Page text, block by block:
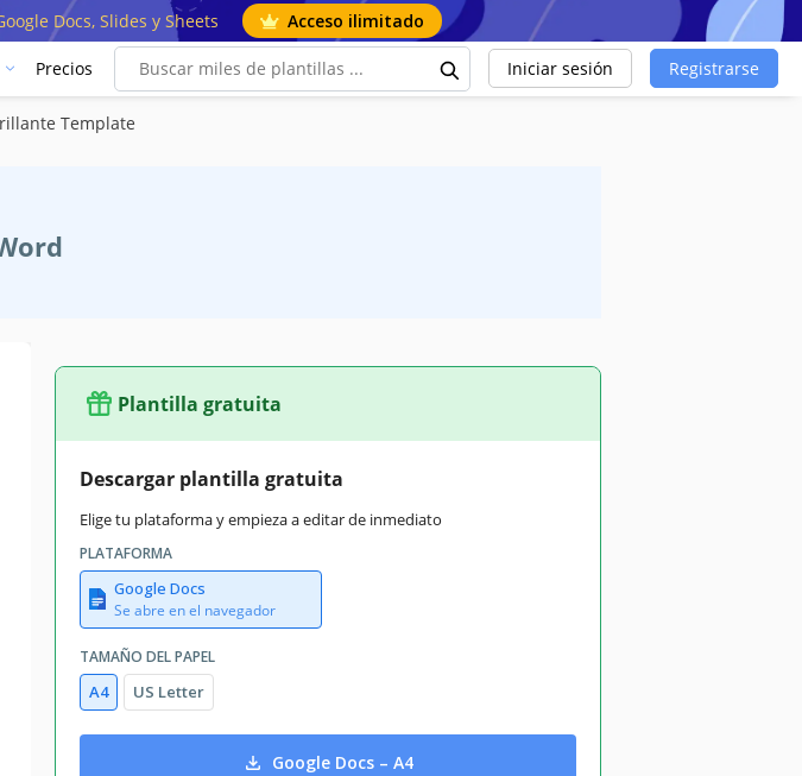
Docs, Slides y Sheets Acceso ilimitado
Precios Iniciar sesión Registrarse
Template
Plantilla gratuita
Descargar plantilla gratuita
Elige tu plataforma y empieza a editar de inmediato
PLATAFORMA
Google Docs
Se abre en el navegador
TAMAÑO DEL PAPEL
A4 US Letter
Google Docs – A4